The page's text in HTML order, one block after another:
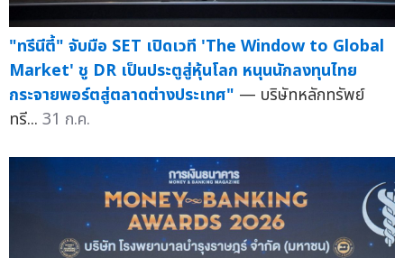
"ทรีนีตี้" จับมือ SET เปิดเวที 'The Window to Global
Market' ชู DR เป็นประตูสู่หุ้นโลก หนุนนักลงทุนไทย
กระจายพอร์ตสู่ตลาดต่างประเทศ" — บริษัทหลักทรัพย์
ทรี... 31 ก.ค.